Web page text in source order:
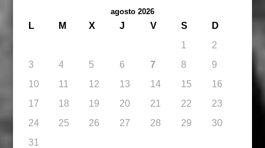
agosto 2026
L M X J V S
D
1
2
3
4 5 6 7 8
9
10
11 12 13 14 15
16
17
18 19 20 21 22
23
24
25 26 27 28 29
30
31